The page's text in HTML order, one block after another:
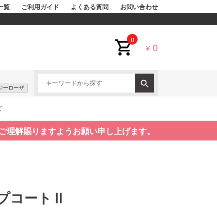
覧 ご利用ガイド よくある質問 お問い合わせ
0
¥ 0
ーローザ
解賜りますようお願い申し上げます。
コートⅡ